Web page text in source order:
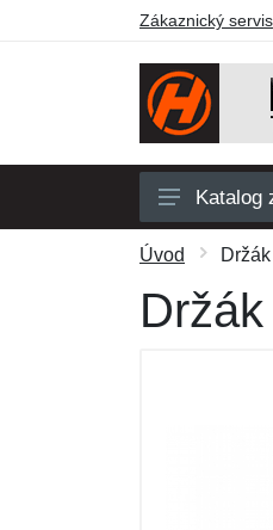
Zákaznický servis
Pánské
Dámské
Dárkové
Katalog
Úvod